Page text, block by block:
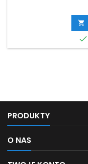


PRODUKTY
O NAS